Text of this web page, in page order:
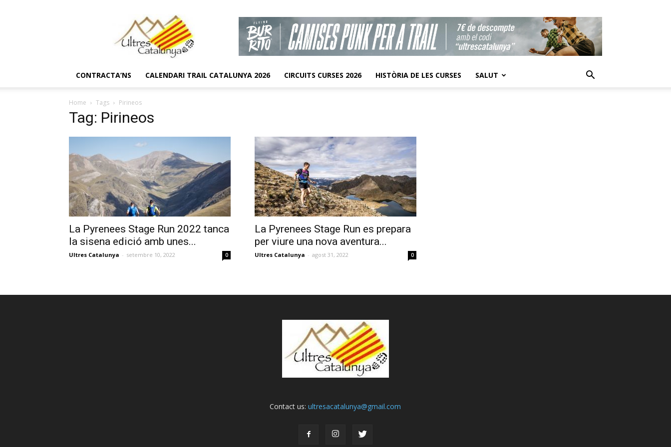
CONTRACTA’NS CALENDARI TRAIL CATALUNYA 2026 CIRCUITS CURSES 2026 HISTÒRIA DE LES CURSES SALUT
Home Tags Pirineos
Tag: Pirineos
La Pyrenees Stage Run 2022 tanca
la sisena edició amb unes...
Ultres Catalunya - setembre 10, 2022 0
La Pyrenees Stage Run es prepara
per viure una nova aventura...
Ultres Catalunya - agost 31, 2022 0
Contact us:ultresacatalunya@gmail.com